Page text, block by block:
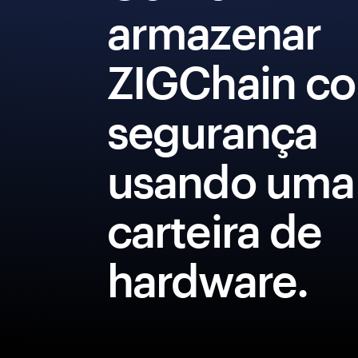
armazenar
ZIGChain
segurança
usando uma
carteira de
hardware.